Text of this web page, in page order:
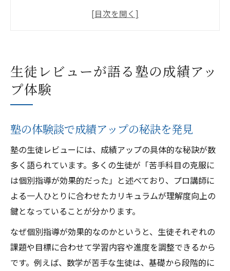
保護者コメントと塾選び成功のポイント
塾レビュー活用で信頼できる学びを選ぶコ
ツ
生徒レビューをもとに適切な塾を見極める
方法
信頼できる塾選びに役立つレビュー分析術
塾選びは口コミやレビューが重要な判断基
準
成績変化の声に見る塾の魅力と効果
塾の生徒レビューで成績変化を実感する瞬
間
実際の塾レビューが明かす学力向上の魅力
生徒レビューが語る塾の成績アッ
プ体験
塾の体験談で成績アップの秘訣を発見
塾の生徒レビューには、成績アップの具体的な秘訣が数
多く語られています。多くの生徒が「苦手科目の克服に
は個別指導が効果的だった」と述べており、プロ講師に
よる一人ひとりに合わせたカリキュラムが理解度向上の
鍵となっていることが分かります。
なぜ個別指導が効果的なのかというと、生徒それぞれの
課題や目標に合わせて学習内容や進度を調整できるから
です。例えば、数学が苦手な生徒は、基礎から段階的に